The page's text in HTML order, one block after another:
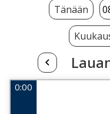
Tänään
0:00